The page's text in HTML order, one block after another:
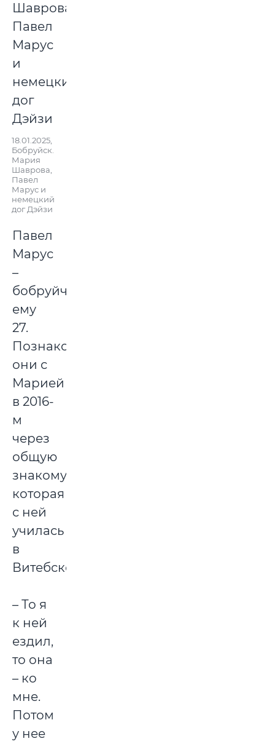
18.01.2025,
Бобруйск.
Мария
Шаврова,
Павел
Марус и
немецкий
дог Дэйзи
Павел
Марус
–
бобруйчанин,
ему
27.
Познакомились
они с
Марией
в 2016-
м
через
общую
знакомую,
которая
с ней
училась
в
Витебске.
– То я
к ней
ездил,
то она
– ко
мне.
Потом
у нее